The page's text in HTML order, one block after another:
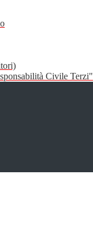
Civile Terzi"